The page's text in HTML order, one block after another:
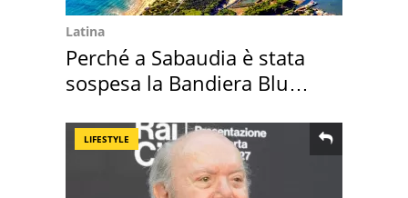
Latina
Perché a Sabaudia è stata
sospesa la Bandiera Blu
LIFESTYLE